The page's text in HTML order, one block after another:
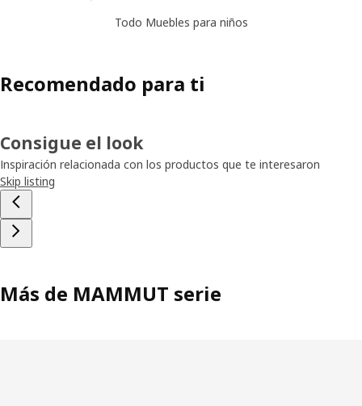
Todo Muebles para niños
Recomendado para ti
Consigue el look
Inspiración relacionada con los productos que te interesaron
Skip listing
Más de MAMMUT serie